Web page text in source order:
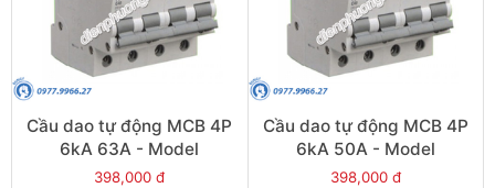
Cầu dao tự động MCB 4P
6kA 63A - Model
PS45S/C4063
398,000 đ
Cầu dao tự động MCB 4P
6kA 50A - Model
PS45S/C4050
398,000 đ